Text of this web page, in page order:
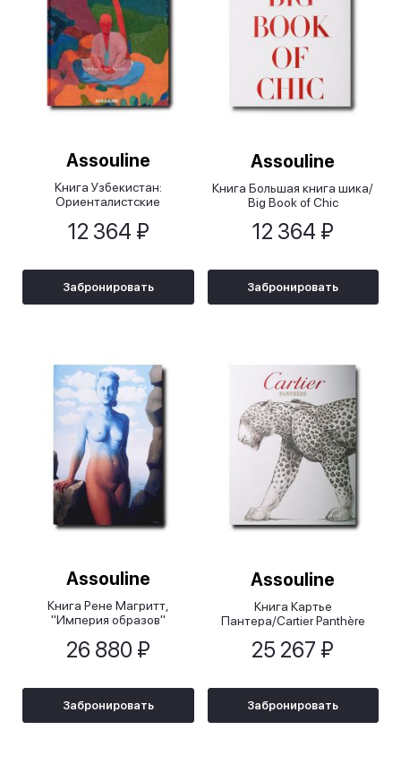
Assouline
Книга Узбекистан:
Ориенталистские
Avant-Garde Orientalists
12 364 ₽
Забронировать
Assouline
Книга Большая книга шика/
Big Book of Chic
12 364 ₽
Забронировать
Assouline
Книга Рене Магритт,
"Империя образов"
Magritte, L'Empire des Images
(French)
26 880 ₽
Забронировать
Assouline
Книга Картье
Пантера/Cartier Panthère
25 267 ₽
Забронировать